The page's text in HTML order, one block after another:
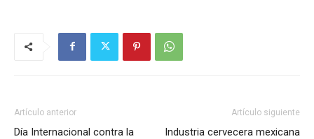
Artículo anterior
Día Internacional contra la
Artículo siguiente
Industria cervecera mexicana